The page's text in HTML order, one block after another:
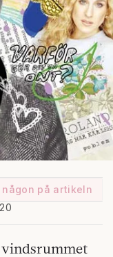
någon på artikeln
vindsrummet